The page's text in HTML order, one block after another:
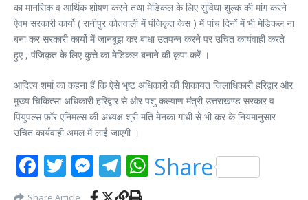
का मानसिक व आर्थिक शोषण करने तथा मेडिकल के लिए सुविधा शुल्क की मांग करने
ऐवम सरकारी कार्यो ( रानीपुर कोतवाली में पंजिकृत केस ) में पांच दिनों में भी मेडिकल ना
बना कर सरकारी कार्यो में जानबूझ कर बाधा उतपन्न करने पर उचित कार्यवाही करते
हुए , पंजिकृत के लिए कुत्ते का मेडिकल बनाने की कृपा करें ।
आदित्य शर्मा का कहना हैं कि ऐसे भृष्ट अधिकारी की शिकायत जिलाधिकारी हरिद्वार और
मुख्य चिकित्सा अधिकारी हरिद्वार से ओर पशु कल्याण मंत्री उत्तराखण्ड सरकार व
पियुपल्स फ़ॉर एनिमल्स की अध्यक्ष श्री मति मेनका गांधी से भी कर के नियमानुसार
उचित कार्यवाही अमल में लाई जाएगी ।
Facebook
Twitter
Messenger
Telegram
WhatsApp
Share
Share Article